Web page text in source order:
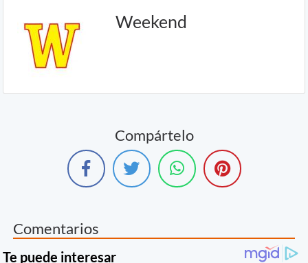
Weekend
Compártelo
Comentarios